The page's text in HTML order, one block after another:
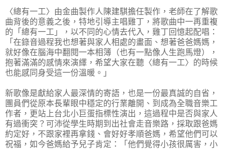
〈總有一工〉由金曲製作人陳建騏擔任製作，老師在了解歌
曲背後的意義之後，特地引導主唱雞丁，將歌曲中一再重複
的「總有一工」，以不同的心情去代入，雞丁回憶起配唱：
「在錄音過程我也想著與家人相處的畫面、想著爸爸媽媽，
就好像在腦海中翻閱一本相簿（也有一點像人生跑馬燈），
抱著滿滿的感情來演繹，希望大家在聽〈總有一工〉的時候
也能感同身受這一份溫暖。」
新歌像是獻給家人最深情的寄語，也是一份最真誠的自省，
團員們從原本長輩眼中穩定的行業離開、到成為全職音樂工
作者，更站上台北小巨蛋指標性演出，這過程中是否與家人
有過衝突？可沛從學生時期到出社會走音樂路，採取跟爸媽
約定好，不跟家裡再拿錢、會好好孝順爸媽，希望他們可以
祝福，如今爸媽給予兒子肯定：「他們覺得小孩很厲害，小